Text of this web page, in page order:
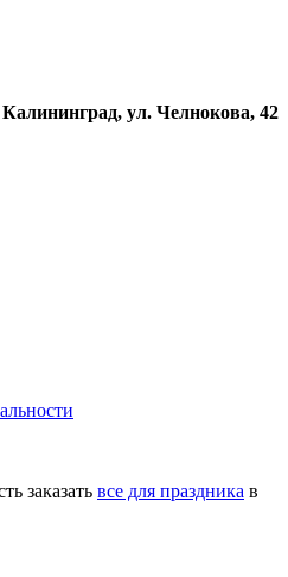
Калининград, ул. Челнокова, 42
заказать все для праздника в